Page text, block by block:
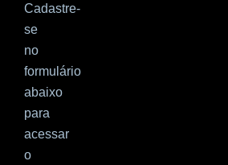
Cadastre-
se
no
formulário
abaixo
para
acessar
o